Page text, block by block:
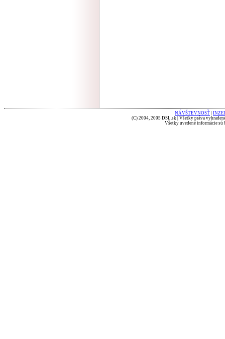
NÁVŠTEVNOSŤ
(C) 2004, 2005 DSL.sk | Všetky práva
Všetky uvedené informácie sú